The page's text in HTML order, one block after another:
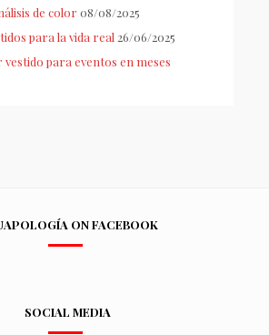
de color 08/08/2025
para la vida real 26/06/2025
para eventos en meses
ON FACEBOOK
SOCIAL MEDIA